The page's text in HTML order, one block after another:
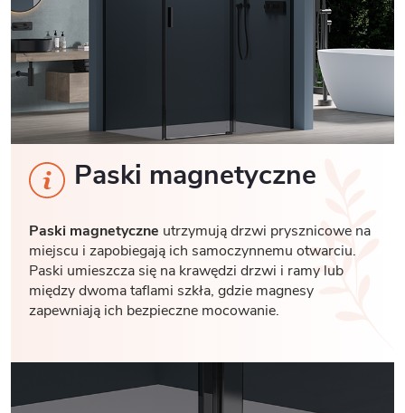
Paski magnetyczne
Paski magnetyczne utrzymują drzwi prysznicowe na
miejscu i zapobiegają ich samoczynnemu otwarciu.
Paski umieszcza się na krawędzi drzwi i ramy lub
między dwoma taflami szkła, gdzie magnesy
zapewniają ich bezpieczne mocowanie.